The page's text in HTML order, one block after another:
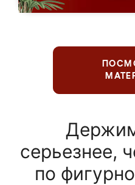
серьезнее,
по